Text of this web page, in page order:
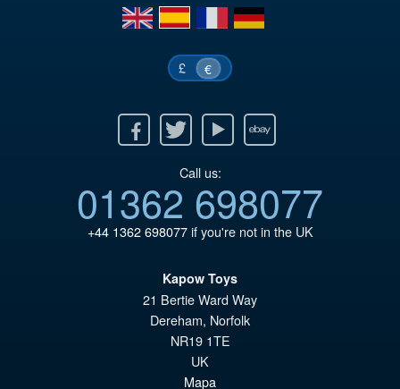
en
es fr de
£ €
Twitter Youtube Ebay
Call us:
01362 698077
+44 1362 698077if you're not in the UK
Kapow Toys
21 Bertie Ward Way
Dereham, Norfolk
NR19 1TE
UK
Mapa